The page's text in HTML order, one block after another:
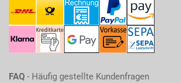
FAQ - Häufig gestellte Kundenfragen